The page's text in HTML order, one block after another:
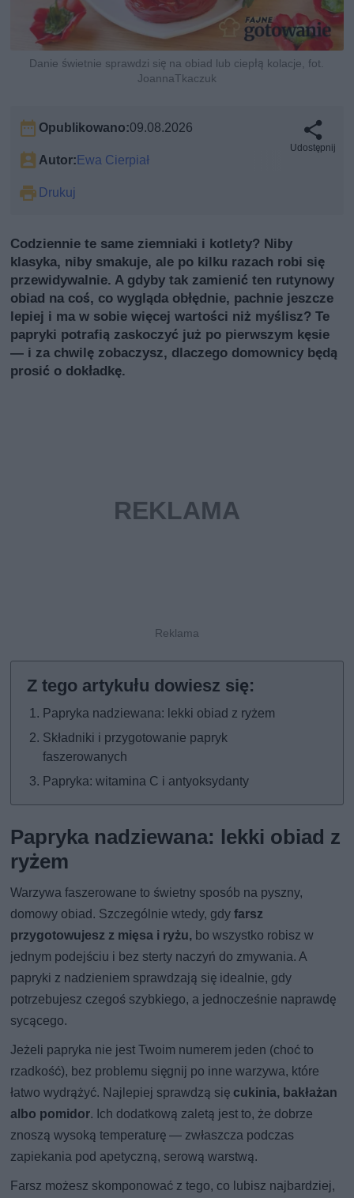
Danie świetnie sprawdzi się na obiad lub ciepłą kolacje, fot.
JoannaTkaczuk
Opublikowano:09.08.2026
Autor:Ewa Cierpiał
Drukuj
Udostępnij
Codziennie te same ziemniaki i kotlety? Niby
klasyka, niby smakuje, ale po kilku razach robi się
przewidywalnie. A gdyby tak zamienić ten rutynowy
obiad na coś, co wygląda obłędnie, pachnie jeszcze
lepiej i ma w sobie więcej wartości niż myślisz? Te
papryki potrafią zaskoczyć już po pierwszym kęsie
— i za chwilę zobaczysz, dlaczego domownicy będą
prosić o dokładkę.
Papryka nadziewana: lekki obiad z ryżem
Składniki i przygotowanie papryk
faszerowanych
Papryka: witamina C i antyoksydanty
Papryka nadziewana: lekki obiad z
ryżem
Warzywa faszerowane to świetny sposób na pyszny,
domowy obiad. Szczególnie wtedy, gdyfarsz
przygotowujesz z mięsa i ryżu, bo wszystko robisz w
jednym podejściu i bez sterty naczyń do zmywania. A
papryki z nadzieniem sprawdzają się idealnie, gdy
potrzebujesz czegoś szybkiego, a jednocześnie naprawdę
sycącego.
Jeżeli papryka nie jest Twoim numerem jeden (choć to
rzadkość), bez problemu sięgnij po inne warzywa, które
łatwo wydrążyć. Najlepiej sprawdzą się cukinia, bakłażan
albo pomidor. Ich dodatkową zaletą jest to, że dobrze
znoszą wysoką temperaturę — zwłaszcza podczas
zapiekania pod apetyczną, serową warstwą.
Farsz możesz skomponować z tego, co lubisz najbardziej,